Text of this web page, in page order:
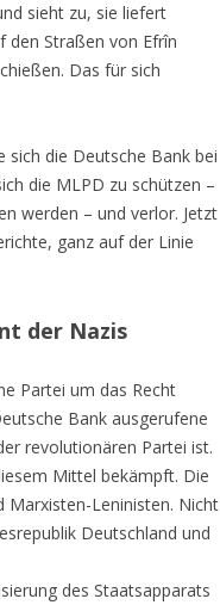
sieht zu, sie liefert
den Straßen von Efrîn
Das für sich
sich die Deutsche Bank bei
die MLPD zu schützen –
werden – und verlor. Jetzt
ganz auf der Linie
der Nazis
Partei um das Recht
Bank ausgerufene
revolutionären Partei ist.
Mittel bekämpft. Die
Leninisten. Nicht
Deutschland und
des Staatsapparats